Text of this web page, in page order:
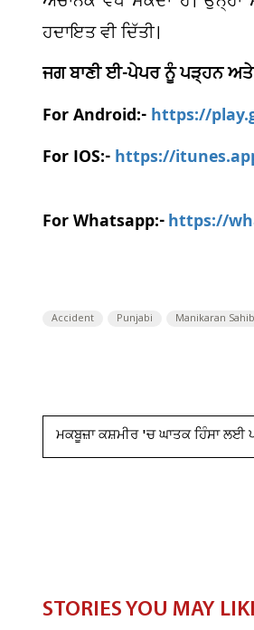
ਹਦਾਇਤ ਵੀ ਦਿੱਤੀ।
ਜਗ ਬਾਣੀ ਈ-ਪੇਪਰ ਨੂੰ ਪੜ੍ਹਨ
For Android:-https://
For IOS:-https://
For Whatsapp:-https://
Accident Punjabi Manikaran Sahib
ਮਕਬੂਜ਼ਾ ਕਸ਼ਮੀਰ 'ਚ ਘਾਤਕ ਹਿੰਸਾ ਲਈ
STORIES YOU MAY